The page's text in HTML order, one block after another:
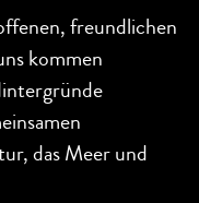
freundlichen
kommen
das Meer und